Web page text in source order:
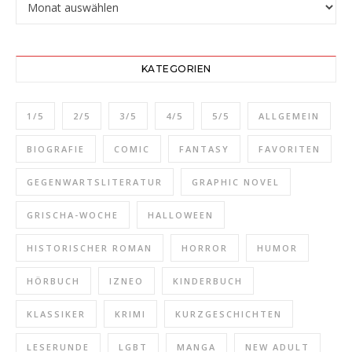
KATEGORIEN
1/5 2/5 3/5 4/5 5/5 ALLGEMEIN
BIOGRAFIE COMIC FANTASY FAVORITEN
GEGENWARTSLITERATUR GRAPHIC NOVEL
GRISCHA-WOCHE HALLOWEEN
HISTORISCHER ROMAN HORROR HUMOR
HÖRBUCH IZNEO KINDERBUCH
KLASSIKER KRIMI KURZGESCHICHTEN
LESERUNDE LGBT MANGA NEW ADULT